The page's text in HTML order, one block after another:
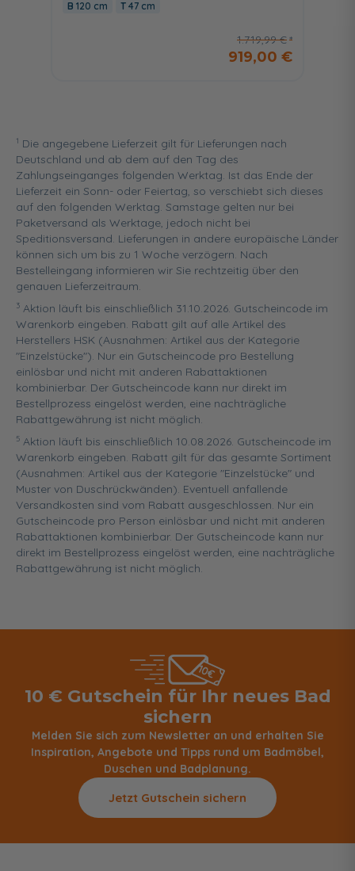
120 cm 47 cm
1.719,99 €
919,00 €
1 Die angegebene Lieferzeit gilt für Lieferungen nach
Deutschland und ab dem auf den Tag des
Zahlungseinganges folgenden Werktag. Ist das Ende der
Lieferzeit ein Sonn- oder Feiertag, so verschiebt sich dieses
auf den folgenden Werktag. Samstage gelten nur bei
Paketversand als Werktage, jedoch nicht bei
Speditionsversand. Lieferungen in andere europäische Länder
können sich um bis zu 1 Woche verzögern. Nach
Bestelleingang informieren wir Sie rechtzeitig über den
genauen Lieferzeitraum.
3 Aktion läuft bis einschließlich 31.10.2026. Gutscheincode im
Warenkorb eingeben. Rabatt gilt auf alle Artikel des
Herstellers HSK (Ausnahmen: Artikel aus der Kategorie
"Einzelstücke"). Nur ein Gutscheincode pro Bestellung
einlösbar und nicht mit anderen Rabattaktionen
kombinierbar. Der Gutscheincode kann nur direkt im
Bestellprozess eingelöst werden, eine nachträgliche
Rabattgewährung ist nicht möglich.
5 Aktion läuft bis einschließlich 10.08.2026. Gutscheincode im
Warenkorb eingeben. Rabatt gilt für das gesamte Sortiment
(Ausnahmen: Artikel aus der Kategorie "Einzelstücke" und
Muster von Duschrückwänden). Eventuell anfallende
Versandkosten sind vom Rabatt ausgeschlossen. Nur ein
Gutscheincode pro Person einlösbar und nicht mit anderen
Rabattaktionen kombinierbar. Der Gutscheincode kann nur
direkt im Bestellprozess eingelöst werden, eine nachträgliche
Rabattgewährung ist nicht möglich.
10 € Gutschein für Ihr neues Bad
sichern
Melden Sie sich zum Newsletter an und erhalten Sie
Inspiration, Angebote und Tipps rund um Badmöbel,
Duschen und Badplanung.
Jetzt Gutschein sichern